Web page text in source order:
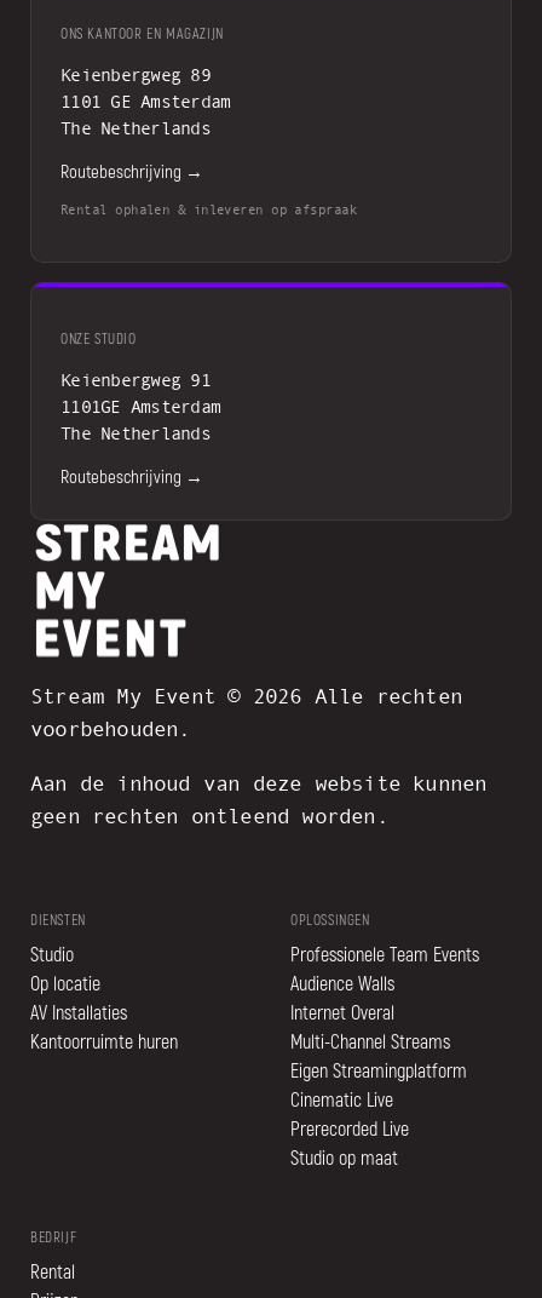
ONS KANTOOR EN MAGAZIJN
Keienbergweg 89
1101 GE Amsterdam
The Netherlands
Routebeschrijving →
Rental ophalen & inleveren op afspraak
ONZE STUDIO
Keienbergweg 91
1101GE Amsterdam
The Netherlands
Routebeschrijving →
Stream My Event © 2026 Alle rechten
voorbehouden.
Aan de inhoud van deze website kunnen
geen rechten ontleend worden.
DIENSTEN
Studio
Op locatie
AV Installaties
Kantoorruimte huren
OPLOSSINGEN
Professionele Team Events
Audience Walls
Internet Overal
Multi-Channel Streams
Eigen Streamingplatform
Cinematic Live
Prerecorded Live
Studio op maat
BEDRIJF
Rental